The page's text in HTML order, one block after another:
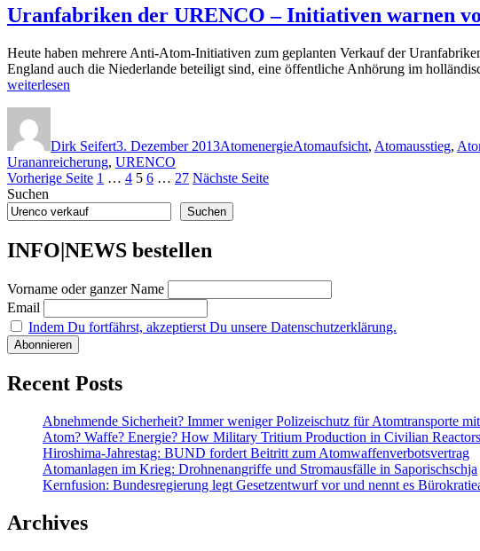
„Spiel
mit
Feuer““
und
Atomwaffen-
URENCO-
Verkauf
Feuer“
Uranfabriken der URENCO – Initiativen warnen
Heute haben mehrere Anti-Atom-Initiativen zum geplanten Verkauf der
England auch die Niederlande beteiligt sind, eine öffentliche Anhörung im
„Uranfabriken
URENCO
Initiativen
warnen
vor
einem
Verkauf“
weiterlesen
Dirk Seifert3. Dezember 2013AtomenergieAtomaufsicht, Atomausstieg,
Urananreicherung, URENCO
Seitennummerierung
der
Beiträge
Vorherige Seite Seite
1 … Seite
4 Seite
5 Seite
6 … Seite
27 Nächste Seite
Suchen
Suchen
INFO|NEWS bestellen
Vorname oder ganzer Name
Email
Indem Du fortfährst, akzeptierst Du unsere Datenschutzerklärung.
Recent Posts
Abnehmende Sicherheit? Immer weniger Polizeischutz für Atomtransporte
Atom? Waffe? Energie? How Military Tritium Production in Civilian
Hiroshima-Jahrestag: BUND fordert Beitritt zum Atomwaffenverbotsvertrag
Atomanlagen im Krieg: Drohnenangriffe und Stromausfälle in Saporischschja
Kernfusion: Bundesregierung legt Gesetzentwurf vor und nennt es
Archives